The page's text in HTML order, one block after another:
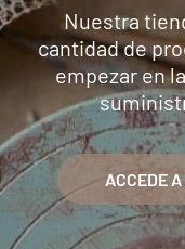
Nuestra
cantidad de
empezar en
ACCEDE